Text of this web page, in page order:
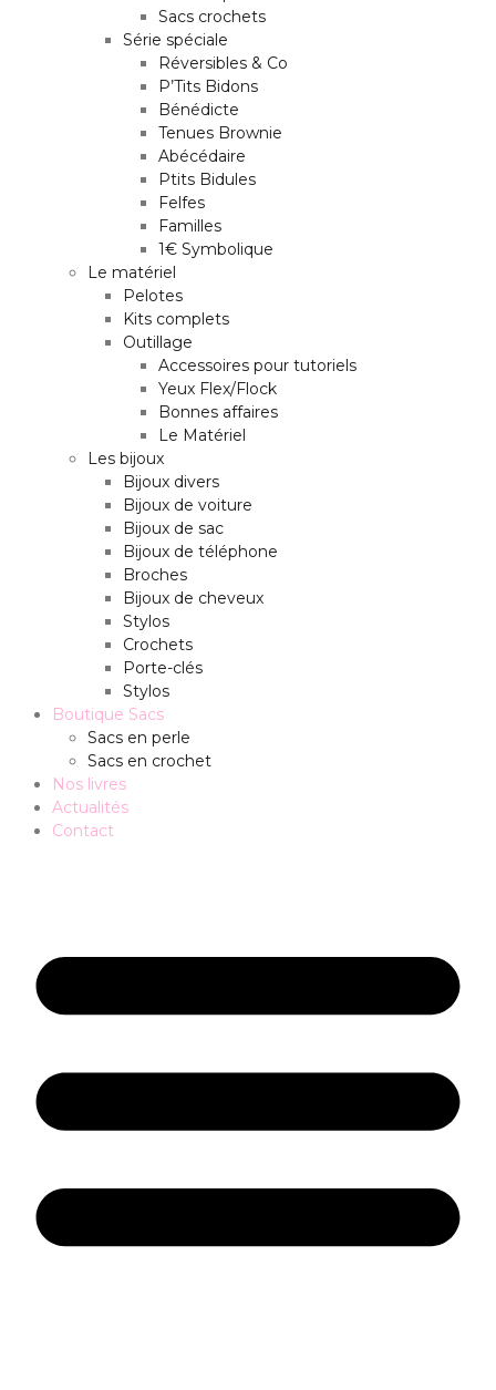
Sacs crochets
Série spéciale
Réversibles & Co
P’Tits Bidons
Bénédicte
Tenues Brownie
Abécédaire
Ptits Bidules
Felfes
Familles
1€ Symbolique
Le matériel
Pelotes
Kits complets
Outillage
Accessoires pour tutoriels
Yeux Flex/Flock
Bonnes affaires
Le Matériel
Les bijoux
Bijoux divers
Bijoux de voiture
Bijoux de sac
Bijoux de téléphone
Broches
Bijoux de cheveux
Stylos
Crochets
Porte-clés
Stylos
Boutique Sacs
Sacs en perle
Sacs en crochet
Nos livres
Actualités
Contact